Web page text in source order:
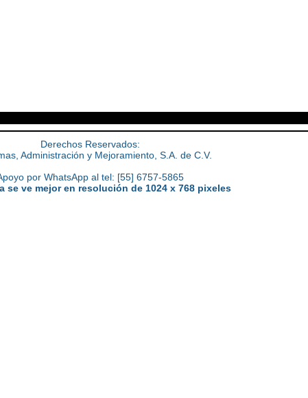
Derechos Reservados:
Administración y Mejoramiento, S.A. de C.V.
por WhatsApp al tel: [55] 6757-5865
se ve mejor en resolución de 1024 x 768 pixeles